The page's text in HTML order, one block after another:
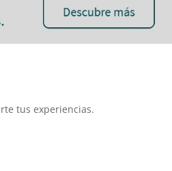
tus experiencias.